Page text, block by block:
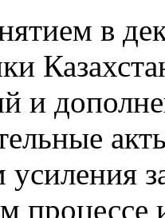
в
и
усиления
процессе